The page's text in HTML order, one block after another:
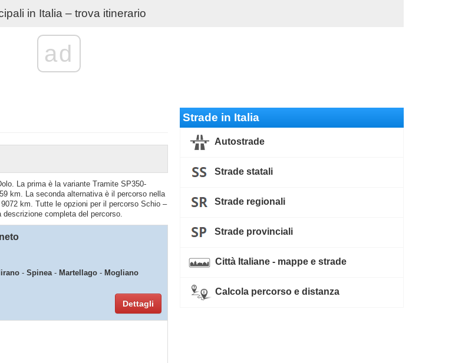
in Italia – trova itinerario
ad
La prima è la variante Tramite SP350-
km. La seconda alternativa è il percorso nella
km. Tutte le opzioni per il percorso Schio –
completa del percorso.
- Spinea- Martellago - Mogliano
Dettagli
Strade in Italia
Autostrade
Strade statali
Strade regionali
Strade provinciali
Città Italiane - mappe e strade
Calcola percorso e distanza